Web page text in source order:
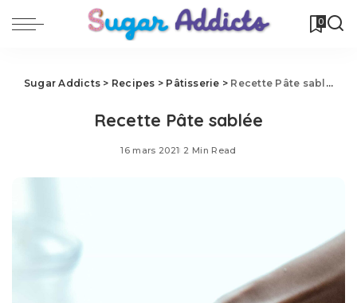
0
Sugar Addicts > Recipes > Pâtisserie > Recette Pâte sablée
Recette Pâte sablée
16 mars 2021 2 Min Read